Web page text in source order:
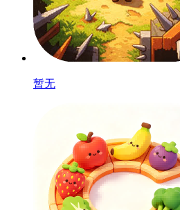
暂无